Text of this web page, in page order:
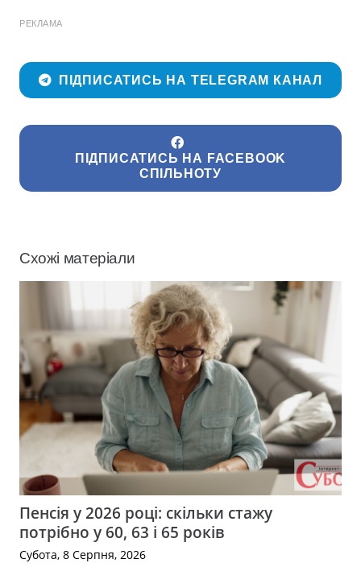
РЕКЛАМА
ПІДПИСАТИСЬ НА TELEGRAM КАНАЛ
ПІДПИСАТИСЬ НА FACEBOOK
СПІЛЬНОТУ
Схожі матеріали
Пенсія у 2026 році: скільки стажу
потрібно у 60, 63 і 65 років
Субота, 8 Серпня, 2026